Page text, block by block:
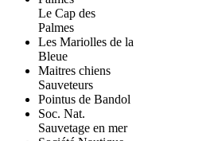
Le Cap des
Palmes
Les Mariolles de la
Bleue
Maitres chiens
Sauveteurs
Pointus de Bandol
Soc. Nat.
Sauvetage en mer